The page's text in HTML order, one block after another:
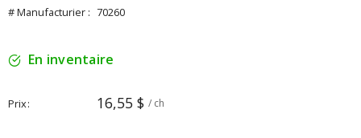
# Manufacturier : 70260
En inventaire
Prix 16,55 $ / ch